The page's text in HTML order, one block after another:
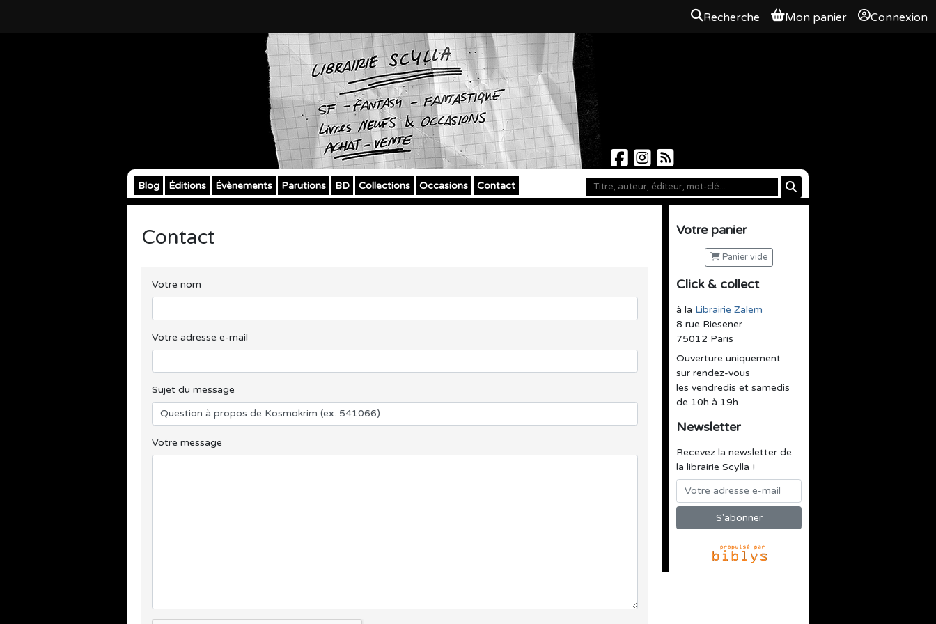
Recherche Mon panier Connexion
Blog Éditions Évènements Parutions BD Collections Occasions Contact
Votre panier
Panier vide
Click & collect
à la Librairie Zalem
8 rue Riesener
75012 Paris
Ouverture uniquement
sur rendez-vous
les vendredis et samedis
de 10h à 19h
Newsletter
Recevez la newsletter de
la librairie Scylla !
Contact
Votre nom
Votre adresse e-mail
Sujet du message
Votre message